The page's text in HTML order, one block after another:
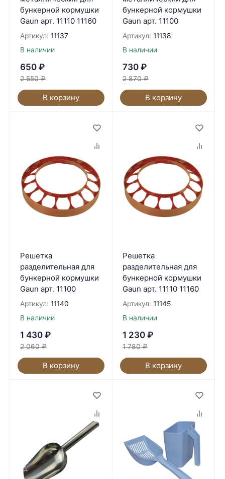
бункерной кормушки
Gaun арт. 11110 11160
Артикул: 11137
В наличии
650 ₽
2 550 ₽
В корзину
бункерной кормушки
Gaun арт. 11100
Артикул: 11138
В наличии
730 ₽
2 870 ₽
В корзину
Решетка
разделительная для
бункерной кормушки
Gaun арт. 11100
Артикул: 11140
В наличии
1 430 ₽
2 060 ₽
В корзину
Решетка
разделительная для
бункерной кормушки
Gaun арт. 11110 11160
Артикул: 11145
В наличии
1 230 ₽
1 780 ₽
В корзину